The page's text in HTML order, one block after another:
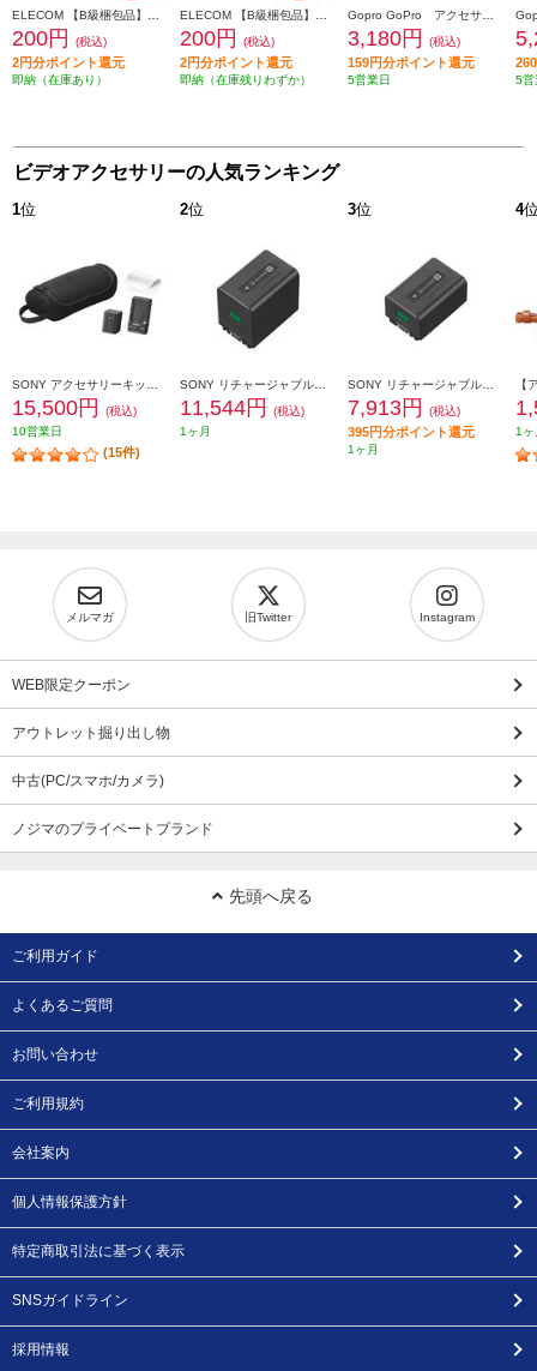
200円 (税込)
2円分ポイント還元
即納（在庫あり）
200円 (税込)
2円分ポイント還元
即納（在庫残りわずか）
3,180円 (税込)
159円分ポイント還元
5営業日 5営
ビデオアクセサリーの人気ランキング
1位
15,500円
(税込)
10営業日
(15件)
2位
11,544円
(税込)
1ヶ月
3位
7,913円 (税込)
395円分ポイント還元
1ヶ月
4
1ヶ
メルマガ 旧Twitter Instagram
WEB限定クーポン
アウトレット掘り出し物
中古(PC/スマホ/カメラ)
ノジマのプライベートブランド
先頭へ戻る
ご利用ガイド
よくあるご質問
お問い合わせ
ご利用規約
会社案内
個人情報保護方針
特定商取引法に基づく表示
SNSガイドライン
採用情報